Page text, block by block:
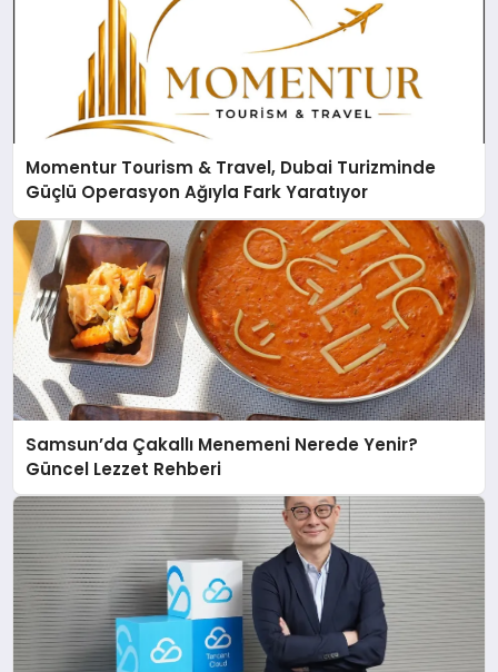
Momentur Tourism & Travel, Dubai Turizminde
Güçlü Operasyon Ağıyla Fark Yaratıyor
Samsun’da Çakallı Menemeni Nerede Yenir?
Güncel Lezzet Rehberi